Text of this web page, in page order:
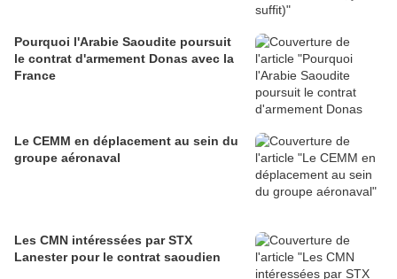
Pourquoi l'Arabie Saoudite poursuit
le contrat d'armement Donas avec la
France
Le CEMM en déplacement au sein du
groupe aéronaval
Les CMN intéressées par STX
Lanester pour le contrat saoudien